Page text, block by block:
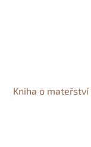
Kniha o mateřství